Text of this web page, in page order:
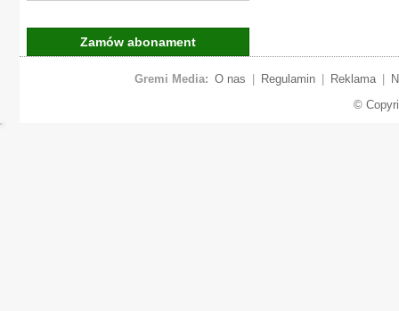
Zamów abonament
Gremi Media: O nas Regulamin Reklama
©